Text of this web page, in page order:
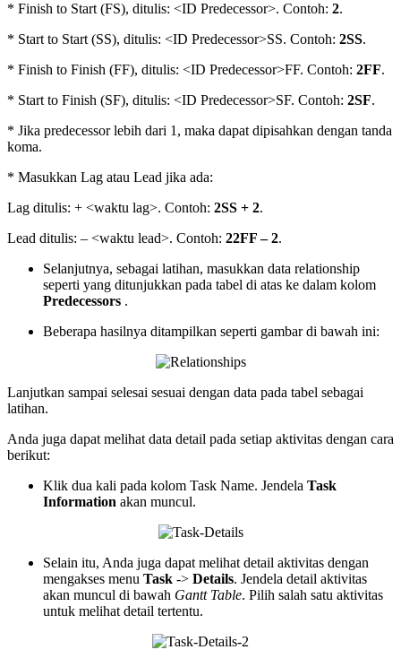
* Finish to Start (FS), ditulis: <ID Predecessor>. Contoh: 2.
* Start to Start (SS), ditulis: <ID Predecessor>SS. Contoh: 2SS.
* Finish to Finish (FF), ditulis: <ID Predecessor>FF. Contoh: 2FF.
* Start to Finish (SF), ditulis: <ID Predecessor>SF. Contoh: 2SF.
* Jika predecessor lebih dari 1, maka dapat dipisahkan dengan tanda
koma.
* Masukkan Lag atau Lead jika ada:
Lag ditulis: + <waktu lag>. Contoh: 2SS + 2.
Lead ditulis: – <waktu lead>. Contoh: 22FF – 2.
Selanjutnya, sebagai latihan, masukkan data relationship
seperti yang ditunjukkan pada tabel di atas ke dalam kolom
Predecessors .
Beberapa hasilnya ditampilkan seperti gambar di bawah ini:
Lanjutkan sampai selesai sesuai dengan data pada tabel sebagai
latihan.
Anda juga dapat melihat data detail pada setiap aktivitas dengan cara
berikut:
Klik dua kali pada kolom Task Name. Jendela Task
Information akan muncul.
Selain itu, Anda juga dapat melihat detail aktivitas dengan
mengakses menu Task -> Details. Jendela detail aktivitas
akan muncul di bawah Gantt Table. Pilih salah satu aktivitas
untuk melihat detail tertentu.